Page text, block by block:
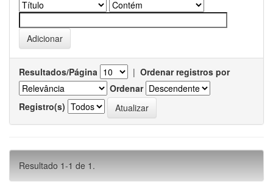
Resultados/Página | Ordenar registros por
Ordenar
Registro(s)
Resultado 1-1 de 1.